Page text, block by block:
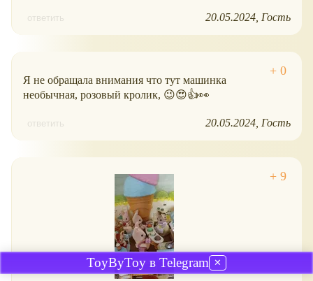
ответить 20.05.2024 Гость
Я не обращала внимания что тут машинка
необычная, розовый кролик, 😉😍👍👀
ответить 20.05.2024 Гость
ToyByToy в Telegram ✕